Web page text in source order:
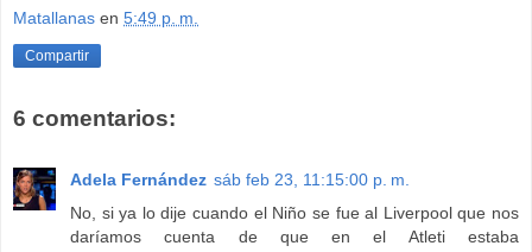
Matallanas en 5:49 p. m.
Compartir
6 comentarios:
Adela Fernández sáb feb 23, 11:15:00 p. m.
No, si ya lo dije cuando el Niño se fue al Liverpool que nos
daríamos cuenta de que en el Atleti estaba